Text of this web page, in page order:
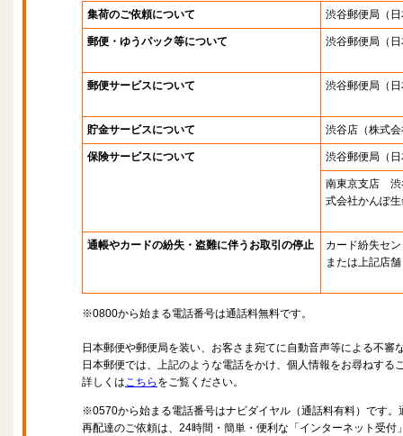
集荷のご依頼について 渋谷郵便局 （
郵便・ゆうパック等について 渋谷郵便局 （
郵便サービスについて 渋谷郵便局 （
貯金サービスについて 渋谷店 （株式
保険サービスについて 渋谷郵便局 （
南東京支店 渋
式会社かんぽ
通帳やカードの紛失・盗難に伴うお取引の停止
カード紛失セ
または上記店舗
※0800から始まる電話番号は通話料無料です。
日本郵便や郵便局を装い、お客さま宛てに自動音声等による不審
日本郵便では、上記のような電話をかけ、個人情報をお尋ねする
詳しくはこちら をご覧ください。
※0570から始まる電話番号はナビダイヤル（通話料有料）です
再配達のご依頼は、24時間・簡単・便利な「インターネット受